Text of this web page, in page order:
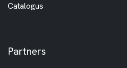
Catalogus
Partners